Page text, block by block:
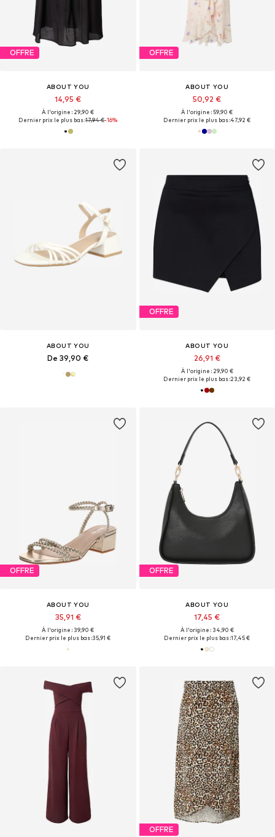
OFFRE
ABOUT YOU
14,95 €
À l'origine : 29,90 €
Dernier prix le plus bas :17,94 €-16%
OFFRE
ABOUT YOU
50,92 €
À l'origine : 59,90 €
Dernier prix le plus bas :47,92 €
ABOUT YOU
De 39,90 €
OFFRE
ABOUT YOU
26,91 €
À l'origine : 29,90 €
Dernier prix le plus bas :23,92 €
OFFRE
ABOUT YOU
35,91 €
À l'origine : 39,90 €
Dernier prix le plus bas :35,91 €
OFFRE
ABOUT YOU
17,45 €
À l'origine : 34,90 €
Dernier prix le plus bas :17,45 €
OFFRE